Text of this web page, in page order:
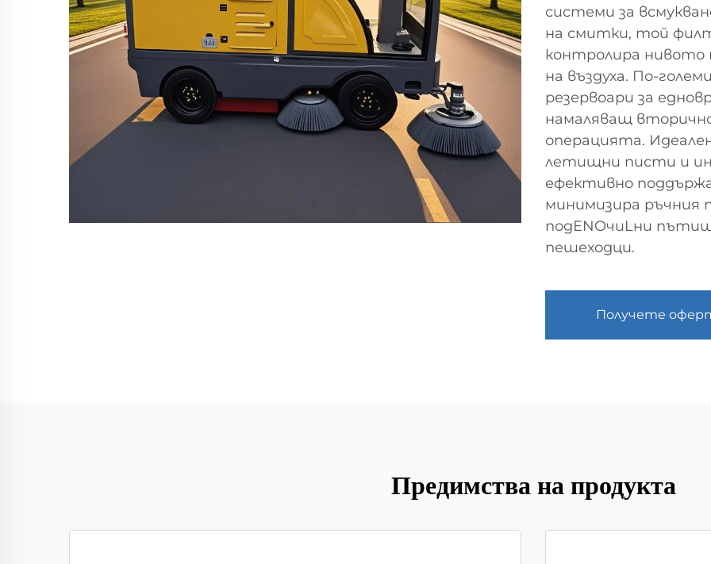
системи за
на смитки, той
контролира нивото
на въздуха. По-
резервоари за
намаляващ
операцията.
летищни писти и
ефективно
минимизира ръчния
подENOчиLни
пешеходци.
Получете
Предимства на продукта